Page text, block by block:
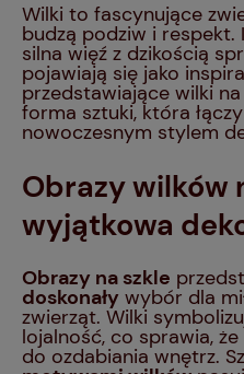
Wilki to fascynujące
budzą podziw i
silna więź z dzikością
pojawiają się jako
przedstawiające wilki
forma sztuki, która
nowoczesnym stylem
Obrazy wilków
wyjątkowa
Obrazy na szkle
doskonały wybór dla
zwierząt. Wilki
lojalność, co sprawia,
do ozdabiania wnętrz.